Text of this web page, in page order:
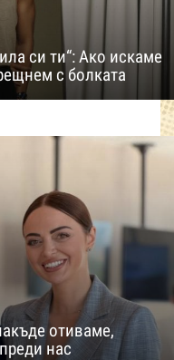
си ти“: Ако искаме
с болката
отиваме,
нас